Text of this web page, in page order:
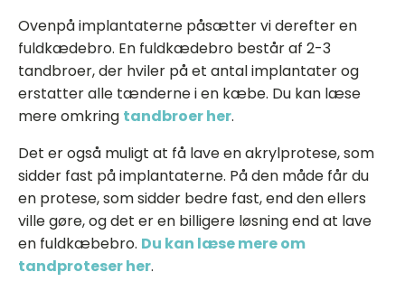
Ovenpå implantaterne påsætter vi derefter en
fuldkædebro. En fuldkædebro består af 2-3
tandbroer, der hviler på et antal implantater og
erstatter alle tænderne i en kæbe. Du kan læse
mere omkring tandbroer her.
Det er også muligt at få lave en akrylprotese, som
sidder fast på implantaterne. På den måde får du
en protese, som sidder bedre fast, end den ellers
ville gøre, og det er en billigere løsning end at lave
en fuldkæbebro. Du kan læse mere om
tandproteser her.